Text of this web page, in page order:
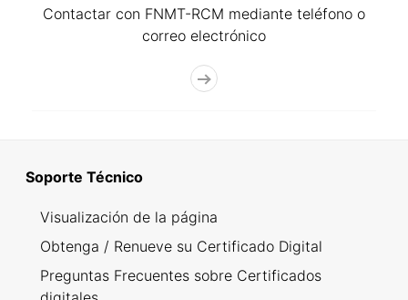
Contactar con FNMT-RCM mediante teléfono o
correo electrónico
Soporte Técnico
Visualización de la página
Obtenga / Renueve su Certificado Digital
Preguntas Frecuentes sobre Certificados